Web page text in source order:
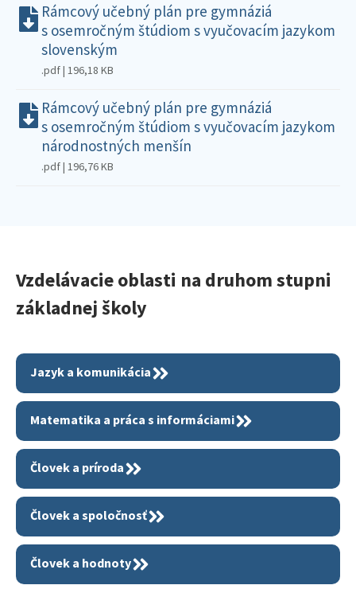
Rámcový učebný plán pre gymnáziá
s osemročným štúdiom s vyučovacím jazykom
slovenským
.pdf | 196,18 KB
Rámcový učebný plán pre gymnáziá
s osemročným štúdiom s vyučovacím jazykom
národnostných menšín
.pdf | 196,76 KB
Vzdelávacie oblasti na druhom stupni
základnej školy
Jazyk a komunikácia
Matematika a práca s informáciami
Človek a príroda
Človek a spoločnosť
Človek a hodnoty